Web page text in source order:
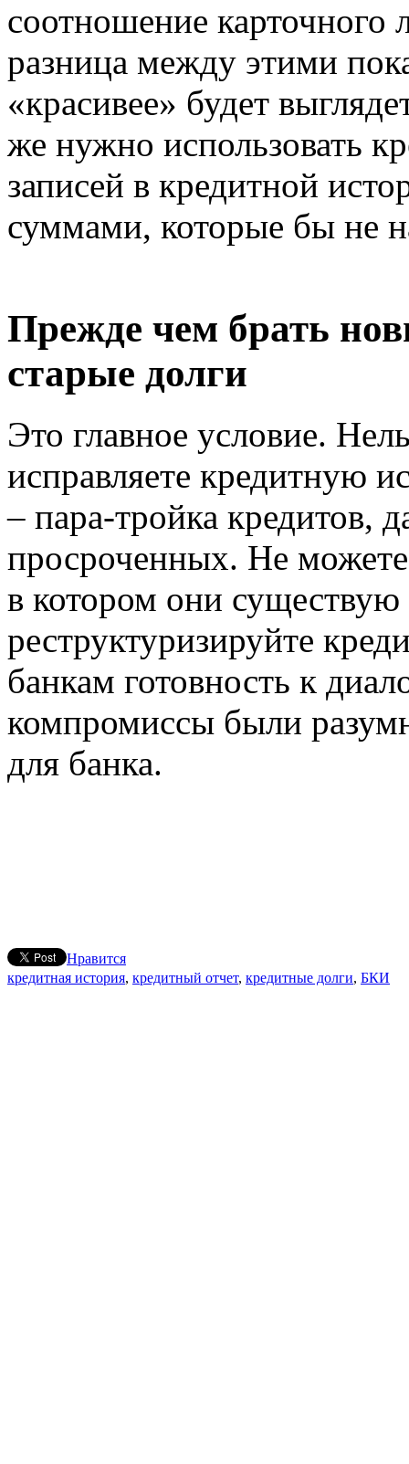
соотношение карточного
разница между этими
«красивее» будет
же нужно использовать
записей в кредитной
суммами, которые бы не
Прежде чем брать
старые долги
Это главное условие.
исправляете кредитную
– пара-тройка кредитов,
просроченных. Не можете
в котором они
реструктуризируйте
банкам готовность к
компромиссы были
для банка.
Нравится
кредитная история, кредитный отчет, кредитные долги, БКИ